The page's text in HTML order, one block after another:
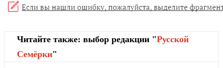
Читайте также: выбор редакции "Русской
Cемёрки"